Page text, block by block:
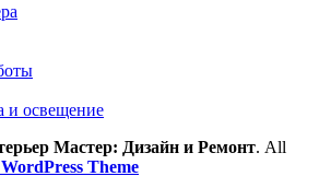
и освещение
Мастер: Дизайн и Ремонт. All
Theme